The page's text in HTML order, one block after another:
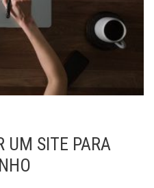
UM SITE PARA